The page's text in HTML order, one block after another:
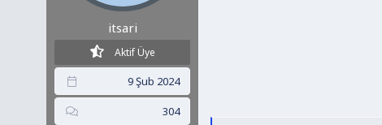
itsari
Aktif Üye
9 Şub 2024
304